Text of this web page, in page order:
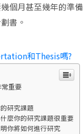
個月甚至幾年的準
書。
和Thesis嗎?
重要
研究課題
麼你的研究課題很重要
你將如何進行研究